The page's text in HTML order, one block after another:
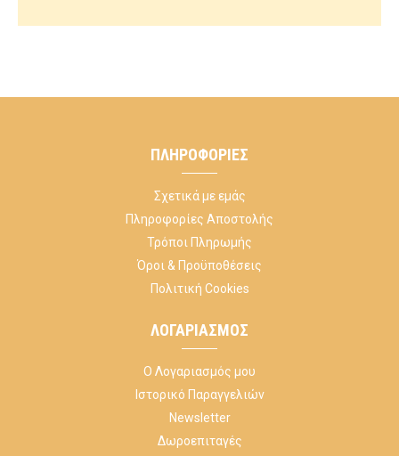
ΠΛΗΡΟΦΟΡΊΕΣ
Σχετικά με εμάς
Πληροφορίες Αποστολής
Τρόποι Πληρωμής
Όροι & Προϋποθέσεις
Πολιτική Cookies
ΛΟΓΑΡΙΑΣΜΌΣ
Ο Λογαριασμός μου
Ιστορικό Παραγγελιών
Newsletter
Δωροεπιταγές